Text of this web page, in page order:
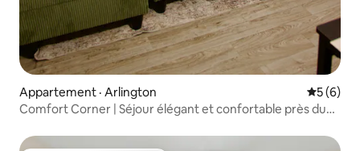
Appartement · Arlington Note
5 (6)
Comfort Corner | Séjour élégant et confortable près du